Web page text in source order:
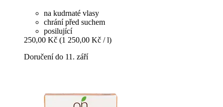
na kudrnaté vlasy
chrání před suchem
posilující
250,00 Kč (1 250,00 Kč / l)
Doručení do 11. září